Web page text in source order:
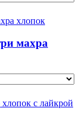
махра